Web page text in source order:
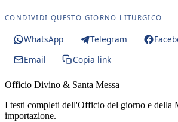
CONDIVIDI QUESTO GIORNO LITURGICO
WhatsApp Telegram
Email
Copia link
Officio Divino & Santa Messa
I testi completi dell'Officio del giorno e della
importazione.